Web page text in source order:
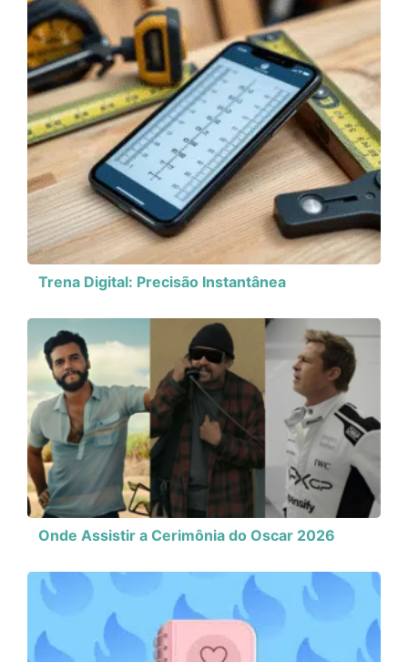
Trena Digital: Precisão Instantânea
Onde Assistir a Cerimônia do Oscar 2026